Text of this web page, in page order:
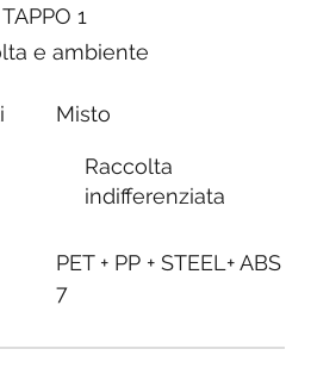
TAPPO 1
e ambiente
Misto
Raccolta
indifferenziata
PET + PP + STEEL+ ABS
7